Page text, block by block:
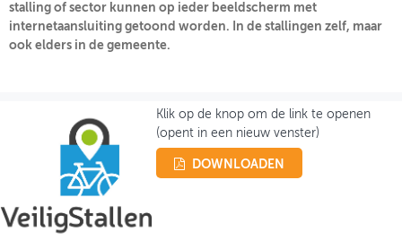
MIJN PROFIEL
stalling of sector kunnen op ieder beeldscherm met
internetaansluiting getoond worden. In de stallingen zelf, maar
ook elders in de gemeente.
Klik op de knop om de link te openen
(opent in een nieuw venster)
DOWNLOADEN